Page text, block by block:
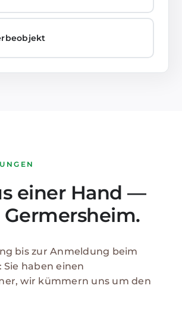
einer Hand —
bis zur Anmeldung beim
haben einen
wir kümmern uns um den